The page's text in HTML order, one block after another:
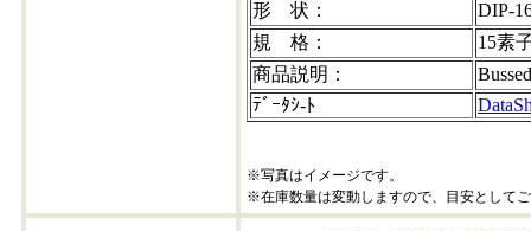
形 状：
DIP-
規 格：
15素
商品説明：
ﾃﾞｰﾀｼ-ﾄ
※写真はイメージです。
※在庫数量は変動しますので、目安として